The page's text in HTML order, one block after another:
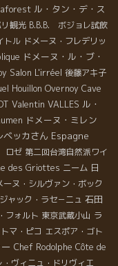
ル・タン・デ・ス
観光 B.B.B. ボジョレ試飲
トル ドメーヌ・フレデリッ
ドメーヌ・ル・ブ・
Salon L'irréel 後藤アキ子
Houillon Overnoy Cave
Valentin VALLES ル・
ドメーヌ・ミレン
ベッカさん Espagne
ロゼ 第二回台湾自然派ワイ
des Griottes ニーム 日
ーヌ・シルヴァン・ボック
ャック・ラセ－ニュ 石田
フォルト 東京武蔵小山 ラ
トマ・ピコ エスポア・ゴト
Chef Rodolphe Côte de
・ヴィニュ・ドリヴィエ